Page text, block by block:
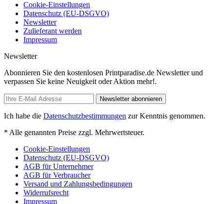
Cookie-Einstellungen
Datenschutz (EU-DSGVO)
Newsletter
Zulieferant werden
Impressum
Newsletter
Abonnieren Sie den kostenlosen Printparadise.de Newsletter und
verpassen Sie keine Neuigkeit oder Aktion mehr!.
Newsletter abonnieren
Ich habe die Datenschutzbestimmungen zur Kenntnis genommen.
* Alle genannten Preise zzgl. Mehrwertsteuer.
Cookie-Einstellungen
Datenschutz (EU-DSGVO)
AGB für Unternehmer
AGB für Verbraucher
Versand und Zahlungsbedingungen
Widerrufsrecht
Impressum